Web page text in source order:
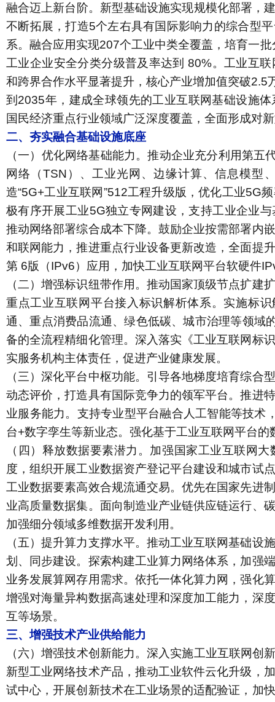
融合迈上新台阶。新型基础设施实现规模化部署，
不断拓展，打造5个左右具有国际影响力的综合型
系。融合应用实现207个工业中类全覆盖，培育一
工业企业安全分类分级普及率达到80%。工业互
和跨界合作水平显著提升，核心产业增加值突破2.5
到 2035年， 建成全球领先的工业互联网基础设施
国民经济重点行业领域广泛深度覆盖，全面形成对
二、夯实融合基础设施底座
（一）优化网络基础能力。推动企业充分利用第五
网络（TSN ）、工业光网、边缘计算、信息模型
造“5G+工业互联网”512工程升级版，优化工业5G
极有序开展工业5G独立专网建设，支持工业企业
推动网络部署综合成本下降。鼓励企业按需部署内
和联网能力，推进重点行业设备更新改造，全面提
第 6版（IPv6）应用，加快工业互联网平台软硬件
（二）增强标识纽带作用。 推动国家顶级节点扩建
重点工业互联网平台接入标识解析体系。实施标
通、重点消费品流通、绿色低碳、城市治理等领域
备的全流程精细化管理。深入落实《工业互联网标
实服务机构主体责任，促进产业健康发展。
（三）深化平台中枢功能。 引导各地梯度培育综合
动态评价，打造具有国际竞争力的领军平台。推进
业服务能力。支持专业型平台融合人工智能等技术
台+数字孪生等新业态。强化基于工业互联网平台
（四）释放数据要素潜力。 加强国家工业互联网
度，组织开展工业数据资产登记平台建设和城市试
工业数据要素高效合规流通交易。优先在国家先进
业高质量数据集。面向制造业产业链供应链运行、
加强细分领域多维数据开发利用。
（五）提升算力支撑水平。 推动工业互联网基础设
划、同步建设。探索构建工业算力网络体系，加强
业务发展算网存用需求。依托一体化算力网，强化
增强对海量异构数据高速处理和深度加工能力，深
互等场景。
三、增强技术产业供给能力
（六）增强技术创新能力。深入实施工业互联网创
新型工业网络技术产品，推动工业软件云化升级，
试中心，开展创新技术在工业场景的适配验证，加